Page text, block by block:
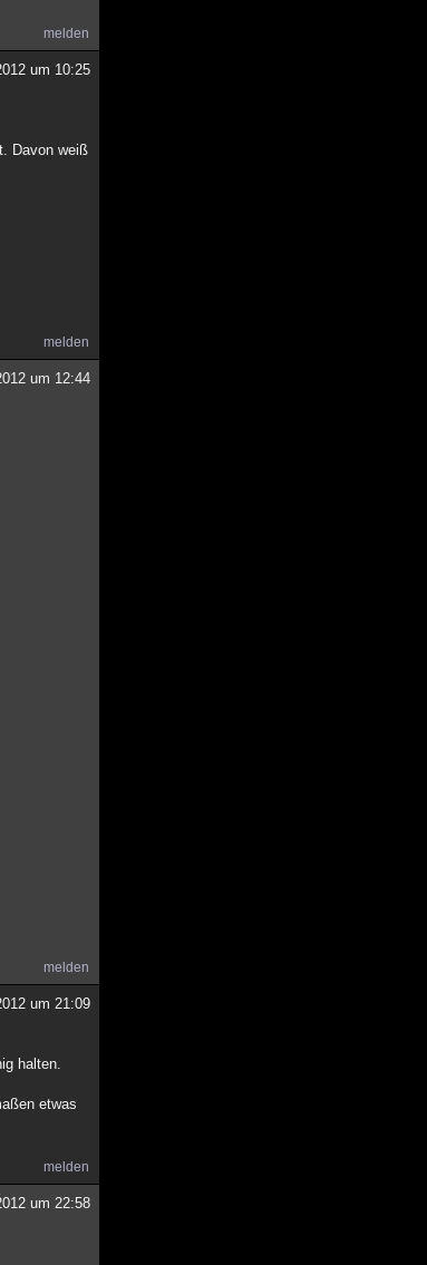
melden
um 10:25
Davon weiß
melden
um 12:44
melden
um 21:09
halten.
etwas
melden
um 22:58